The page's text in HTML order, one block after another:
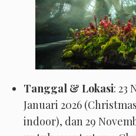
Tanggal & Lokasi: 23
Januari 2026
indoor), dan 29